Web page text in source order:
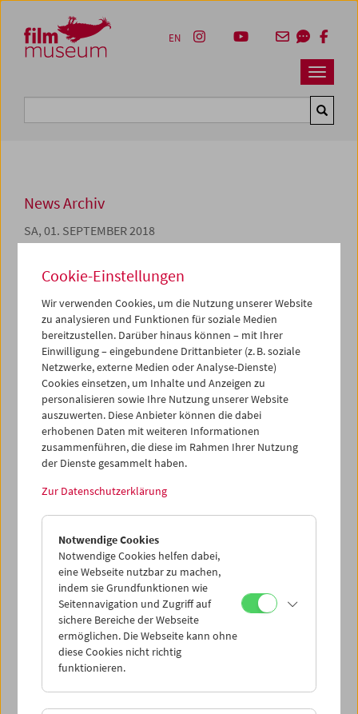
Zum Inhalt
Zum Hauptmenü
Zur Servicenavigation
Zum Suche
Navbar
EN
News Archiv
SA, 01. SEPTEMBER 2018
Österreichischen Filmmuseums im Jahr 2017 hat
folgendes Ziel: All jene, die an den Aufgaben und
Angeboten des Filmmuseums interessiert sind, die die
"Ausstellungen auf der Kinoleinwand" besuchen, in
Projekte des Hauses involviert sind oder das Filmmuseum
als Fördernde Mitglieder unterstützen, sollen jenes
vielgliedrige Netzwerk kennen lernen, das der Arbeit
dieser Institution zu Grunde liegt.
Jahresbericht 2017(PDF)
Cookie-Einstellungen
Wir verwenden Cookies, um die Nutzung unserer Website
zu analysieren und Funktionen für soziale Medien
bereitzustellen. Darüber hinaus können – mit Ihrer
Einwilligung – eingebundene Drittanbieter (z. B. soziale
Netzwerke, externe Medien oder Analyse-Dienste)
Cookies einsetzen, um Inhalte und Anzeigen zu
personalisieren sowie Ihre Nutzung unserer Website
auszuwerten. Diese Anbieter können die dabei
erhobenen Daten mit weiteren Informationen
zusammenführen, die diese im Rahmen Ihrer Nutzung
der Dienste gesammelt haben.
Zur Datenschutzerklärung
Notwendige Cookies
Notwendige Cookies helfen dabei,
eine Webseite nutzbar zu machen,
indem sie Grundfunktionen wie
Seitennavigation und Zugriff auf
sichere Bereiche der Webseite
ermöglichen. Die Webseite kann ohne
diese Cookies nicht richtig
funktionieren.